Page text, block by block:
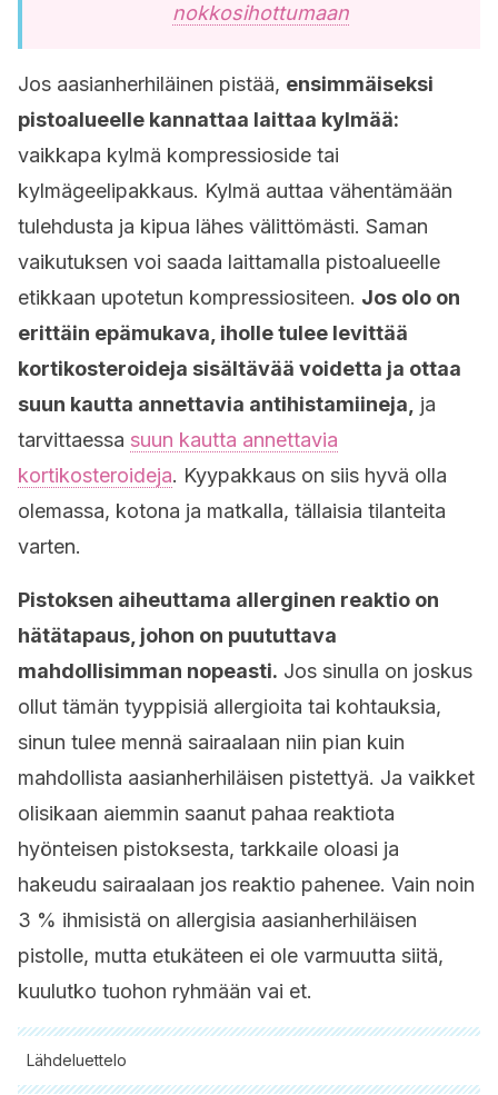
nokkosihottumaan
Jos aasianherhiläinen pistää, ensimmäiseksi
pistoalueelle kannattaa laittaa kylmää:
vaikkapa kylmä kompressioside tai
kylmägeelipakkaus. Kylmä auttaa vähentämään
tulehdusta ja kipua lähes välittömästi. Saman
vaikutuksen voi saada laittamalla pistoalueelle
etikkaan upotetun kompressiositeen. Jos olo on
erittäin epämukava, iholle tulee levittää
kortikosteroideja sisältävää voidetta ja ottaa
suun kautta annettavia antihistamiineja,
ja
tarvittaessa suun kautta annettavia
kortikosteroideja. Kyypakkaus on siis hyvä olla
olemassa, kotona ja matkalla, tällaisia tilanteita
varten.
Pistoksen aiheuttama allerginen reaktio on
hätätapaus, johon on puututtava
mahdollisimman nopeasti. Jos sinulla on joskus
ollut tämän tyyppisiä allergioita tai kohtauksia,
sinun tulee mennä sairaalaan niin pian kuin
mahdollista aasianherhiläisen pistettyä. Ja vaikket
olisikaan aiemmin saanut pahaa reaktiota
hyönteisen pistoksesta, tarkkaile oloasi ja
hakeudu sairaalaan jos reaktio pahenee. Vain noin
3 % ihmisistä on allergisia aasianherhiläisen
pistolle, mutta etukäteen ei ole varmuutta siitä,
kuulutko tuohon ryhmään vai et.
Lähdeluettelo